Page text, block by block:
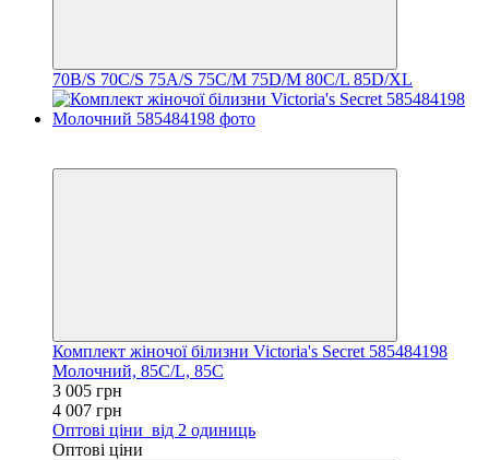
70B/S 70C/S 75A/S 75C/M 75D/M 80C/L 85D/XL
Комплект жіночої білизни Victoria's Secret 585484198
Молочний, 85C/L, 85C
3 005 грн
4 007 грн
Оптові ціни від 2 одиниць
Оптові ціни